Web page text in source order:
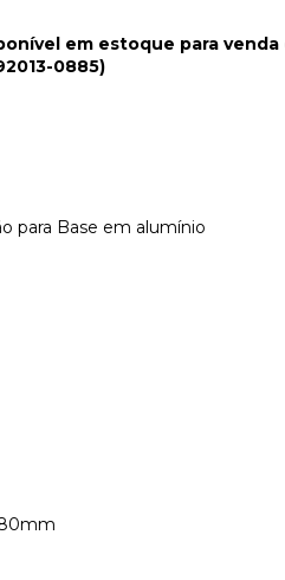
em estoque para venda
0885)
para Base em alumínio